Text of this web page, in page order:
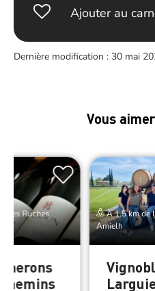
Ajouter au
Dernière modification : 30 mai
Vous
Les Ruches
À 1.5 km de
Amielh